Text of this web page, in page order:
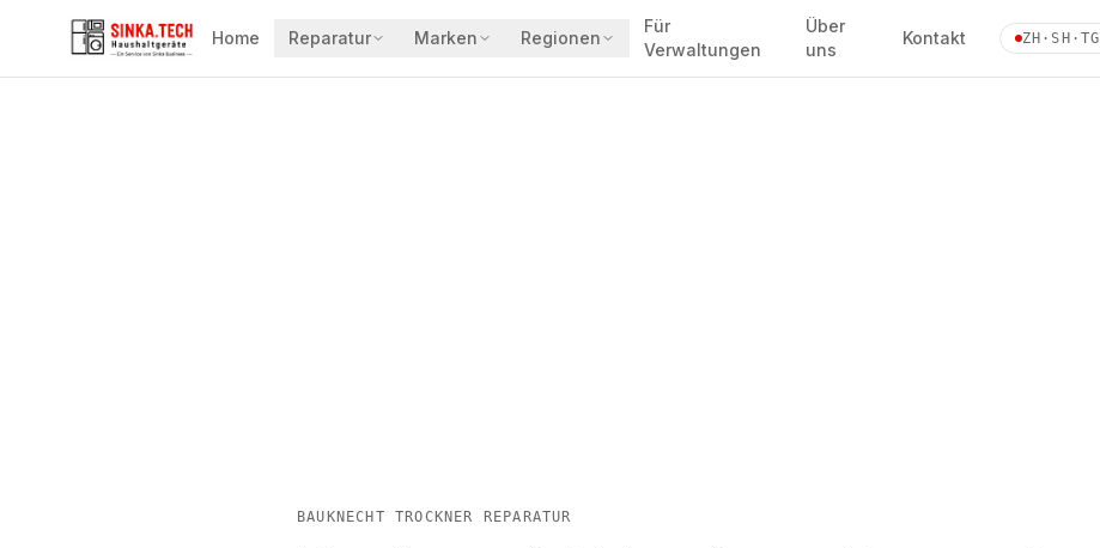
Home Reparatur Marken Regionen
Für
Verwaltungen
Über
uns
Kontakt ZH·SH·TG
BAUKNECHT TROCKNER REPARATUR